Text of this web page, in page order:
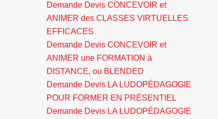
Demande Devis CONCEVOIR et
ANIMER des CLASSES VIRTUELLES
EFFICACES
Demande Devis CONCEVOIR et
ANIMER une FORMATION à
DISTANCE, ou BLENDED
Demande Devis LA LUDOPÉDAGOGIE
POUR FORMER EN PRÉSENTIEL
Demande Devis LA LUDOPÉDAGOGIE